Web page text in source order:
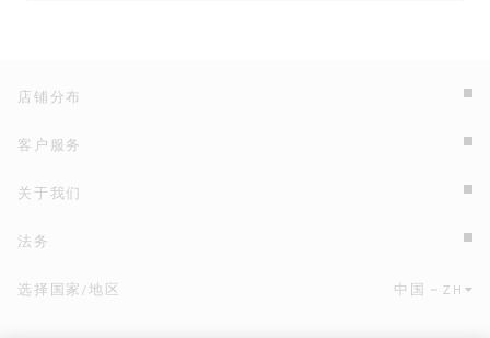
店铺分布
客户服务
关于我们
法务
点击此处选择国家/地区和语言。
选择国家/地区 中国 ZH